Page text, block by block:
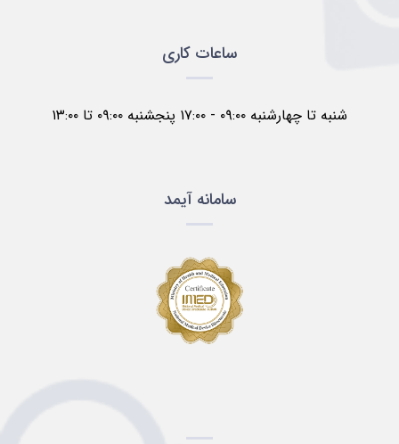
ساعات کاری
شنبه تا چهارشنبه ۰۹:۰۰ - ۱۷:۰۰ پنجشنبه ۰۹:۰۰ تا ۱۳:۰۰
سامانه آیمد